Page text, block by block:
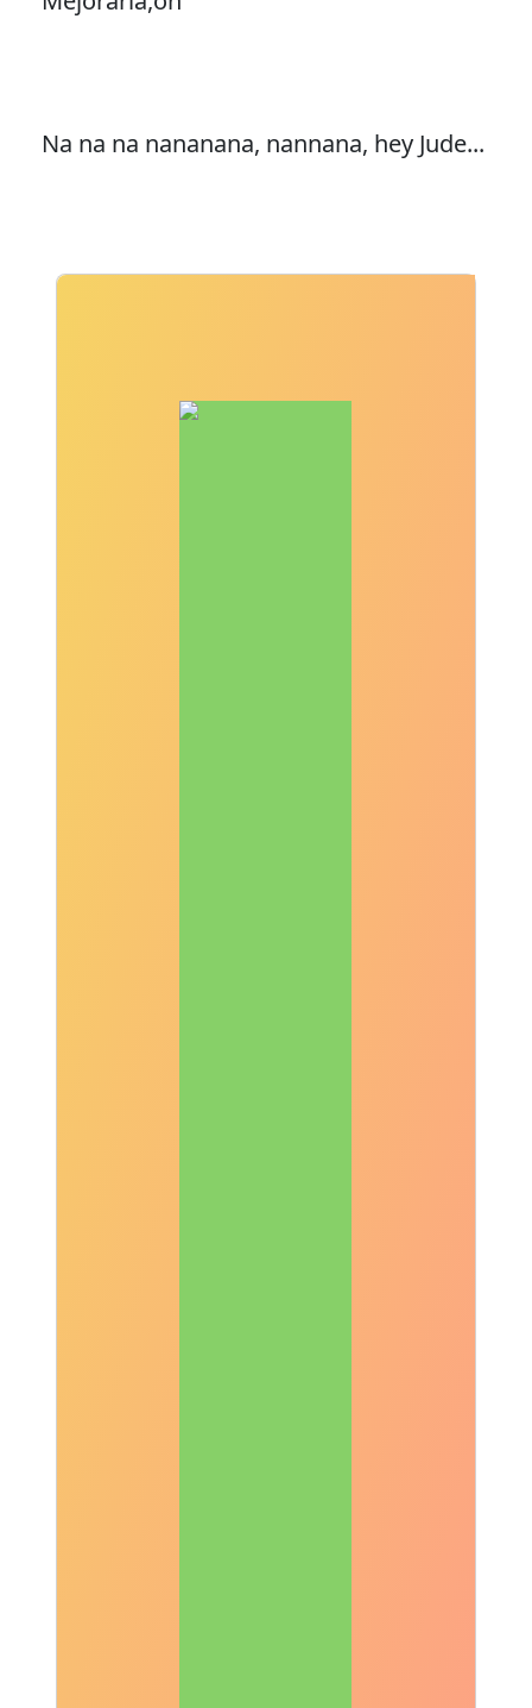
Na na na nananana, nannana, hey Jude...